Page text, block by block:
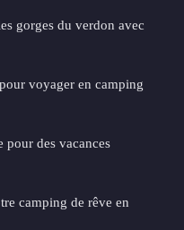
gorges du verdon avec
voyager en camping
pour des vacances
camping de rêve en